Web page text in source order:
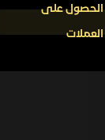
الحصول على
العملات